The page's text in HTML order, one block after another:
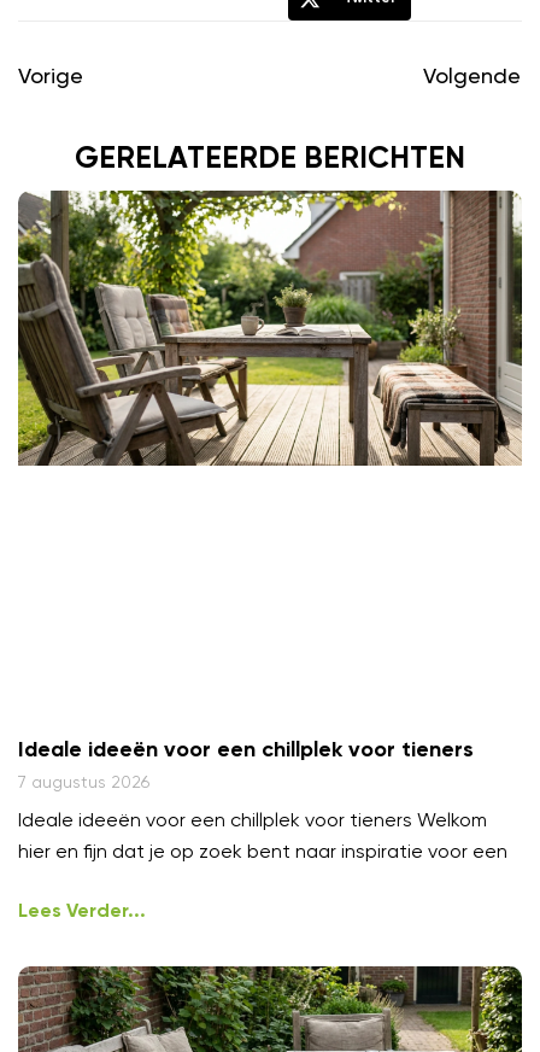
Vorige Volgende
GERELATEERDE BERICHTEN
Ideale ideeën voor een chillplek voor tieners
7 augustus 2026
Ideale ideeën voor een chillplek voor tieners Welkom
hier en fijn dat je op zoek bent naar inspiratie voor een
Lees Verder...